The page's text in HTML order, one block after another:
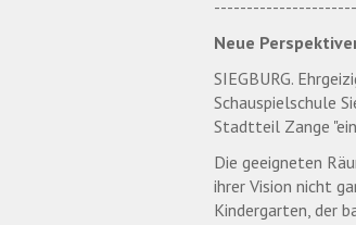
----------------------
Neue
SIEGBURG.
Schauspielschule
Stadtteil Zange
Die geeigneten
ihrer Vision nicht
Kindergarten, der